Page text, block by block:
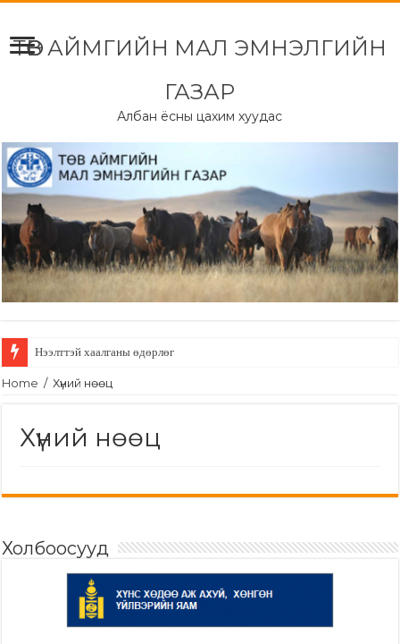
ТӨВ АЙМГИЙН МАЛ ЭМНЭЛГИЙН
ГАЗАР
Албан ёсны цахим хуудас
Нээлттэй хаалганы өдөрлөг
Home / Хүний нөөц
Хүний нөөц
Холбоосууд